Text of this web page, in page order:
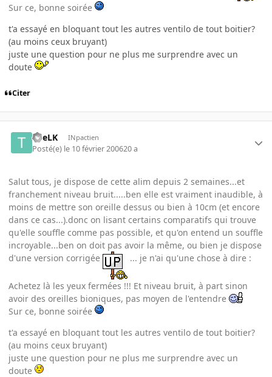
Sur ce, bonne soirée
t'a essayé en bloquant tout les autres ventilo de tout boitier?
(au moins ceux bruyant)
juste une question pour ne plus me surprendre avec un
doute
Citer
TheLK INpactien
Posté(e) le 10 février 200620 a
Salut tous, je dispose de cette alim depuis 2 semaines...et
franchement niveau bruit.....ben elle est vraiment inaudible, à
moins de mettre son oreille dessus ou bien à 10cm (et encore
dans ce cas...).donc on lisant certains comparatifs qui trouve
qu'elle souffle comme pas possible, et qu'on entend un souffle
incroyable...ben on doit pas avoir la même, ou bien je dispose
d'une version corrigée
... je n'ai qu'une chose à dire :
Achetez là les yeux fermées !!! Et niveau bruit, à part sinon
avoir des oreilles bioniques, pas moyen de l'entendre
Sur ce, bonne soirée
t'a essayé en bloquant tout les autres ventilo de tout boitier?
(au moins ceux bruyant)
juste une question pour ne plus me surprendre avec un
doute